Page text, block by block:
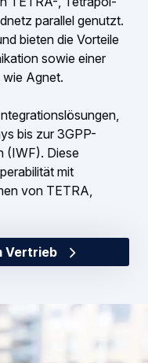
parallel genutzt.
bieten die Vorteile
sowie einer
Agnet.
bis zur 3GPP-
(IWF). Diese
mit
von TETRA,
Vertrieb